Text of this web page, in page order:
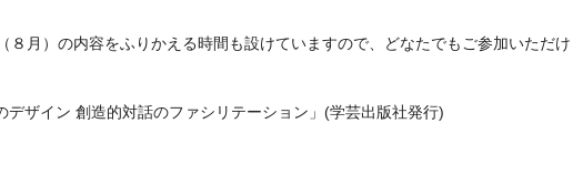
８月）の内容をふりかえる時間も設けていますので、どなたでもご参加いただ
ザイン 創造的対話のファシリテーション」(学芸出版社発行)